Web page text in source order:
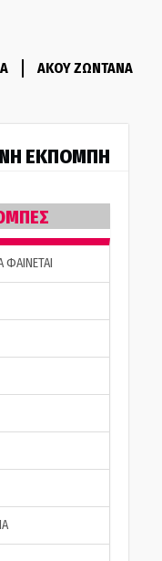
ΑΚΟΥ ΖΩΝΤΑΝΑ
ΕΚΠΟΜΠΗ